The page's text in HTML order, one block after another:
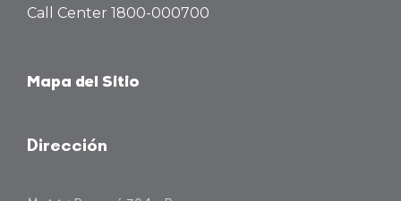
Call Center 1800-000700
Mapa del Sitio
Dirección